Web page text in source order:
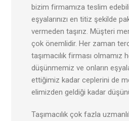
bizim firmamıza teslim
eşyalarınızı en titiz şekilde
vermeden taşırız. Müşteri
çok önemlidir. Her zaman
taşımacılık firması olmamız
düşünmemiz ve onların
ettiğimiz kadar ceplerini de
elimizden geldiği kadar
Taşımacılık çok fazla